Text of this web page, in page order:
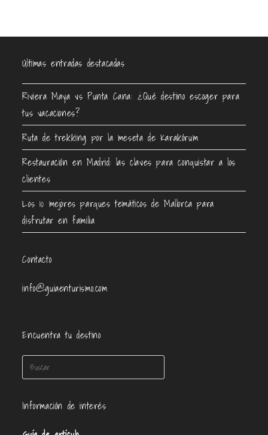
Últimas entradas destacadas
Riviera Maya vs Punta Cana: ¿Qué destino escoger para
tus vacaciones?
Ruta de trekking por la meseta de Karakórum
Restauración en Madrid: las claves para conquistar a los
clientes
Los 10 mejores parques temáticos de Mallorca para
disfrutar en familia
Contacto
info@guiaenturismo.com
Encuentra tu destino
Información de interés